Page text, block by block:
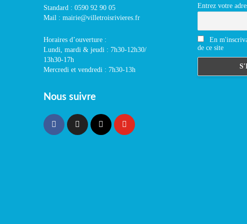
Standard : 0590 92 90 05
Mail : mairie@villetroisrivieres.fr
Horaires d’ouverture :
Lundi, mardi & jeudi : 7h30-12h30/
13h30-17h
Mercredi et vendredi : 7h30-13h
Nous suivre
Entrez votre
En
de ce site